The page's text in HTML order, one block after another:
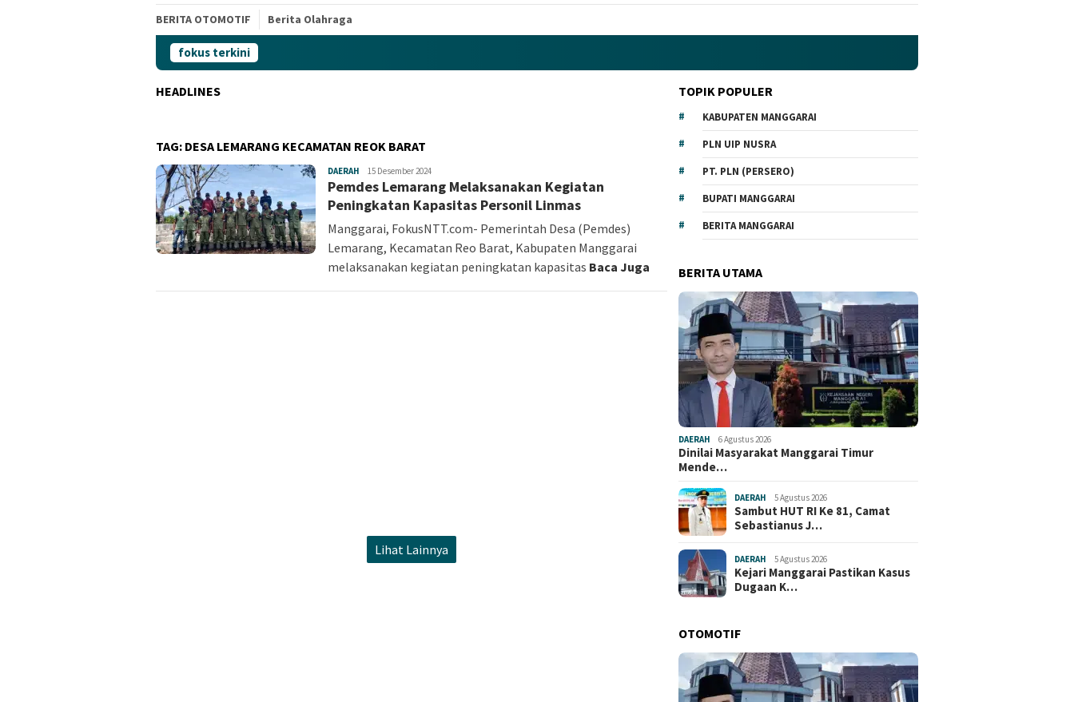
BERITA OTOMOTIF Berita Olahraga
fokus terkini
HEADLINES
TAG: DESA LEMARANG KECAMATAN REOK BARAT
DAERAH redaksi
15 Desember 2024
Pemdes Lemarang Melaksanakan Kegiatan
Peningkatan Kapasitas Personil Linmas
Manggarai, FokusNTT.com- Pemerintah Desa (Pemdes)
Lemarang, Kecamatan Reo Barat, Kabupaten Manggarai
melaksanakan kegiatan peningkatan kapasitas Baca Juga
Lihat Lainnya
TOPIK POPULER
KABUPATEN MANGGARAI
PLN UIP NUSRA
PT. PLN (PERSERO)
BUPATI MANGGARAI
BERITA MANGGARAI
BERITA UTAMA
DAERAH 6 Agustus 2026
Dinilai Masyarakat Manggarai Timur
Mende…
DAERAH 5 Agustus 2026
Sambut HUT RI Ke 81, Camat
Sebastianus J…
DAERAH 5 Agustus 2026
Kejari Manggarai Pastikan Kasus
Dugaan K…
OTOMOTIF